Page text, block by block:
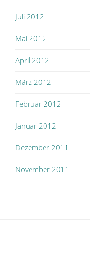
Juli 2012
Mai 2012
April 2012
März 2012
Februar 2012
Januar 2012
Dezember 2011
November 2011